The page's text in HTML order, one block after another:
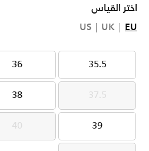
اختر القياس
EU
UK
US
35.5
35.5
36
36
37.5
37.5
38
38
39
39
40
40